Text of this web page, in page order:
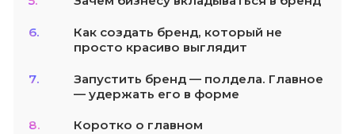
6.
Как создать бренд, который не
просто красиво выглядит
7.
Запустить бренд — полдела. Главное
— удержать его в форме
8. Коротко о главном